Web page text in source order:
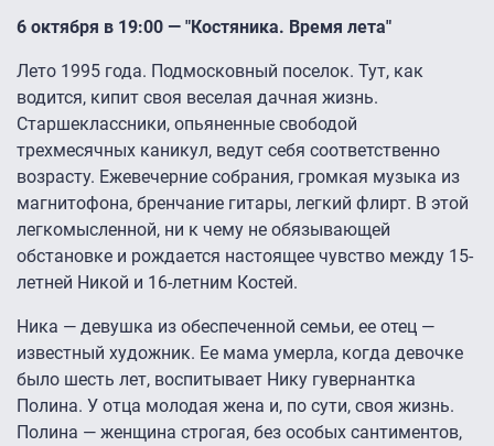
6 октября в 19:00 — "Костяника. Время лета"
Лето 1995 года. Подмосковный поселок. Тут, как
водится, кипит своя веселая дачная жизнь.
Старшеклассники, опьяненные свободой
трехмесячных каникул, ведут себя соответственно
возрасту. Ежевечерние собрания, громкая музыка из
магнитофона, бренчание гитары, легкий флирт. В этой
легкомысленной, ни к чему не обязывающей
обстановке и рождается настоящее чувство между 15-
летней Никой и 16-летним Костей.
Ника — девушка из обеспеченной семьи, ее отец —
известный художник. Ее мама умерла, когда девочке
было шесть лет, воспитывает Нику гувернантка
Полина. У отца молодая жена и, по сути, своя жизнь.
Полина — женщина строгая, без особых сантиментов,